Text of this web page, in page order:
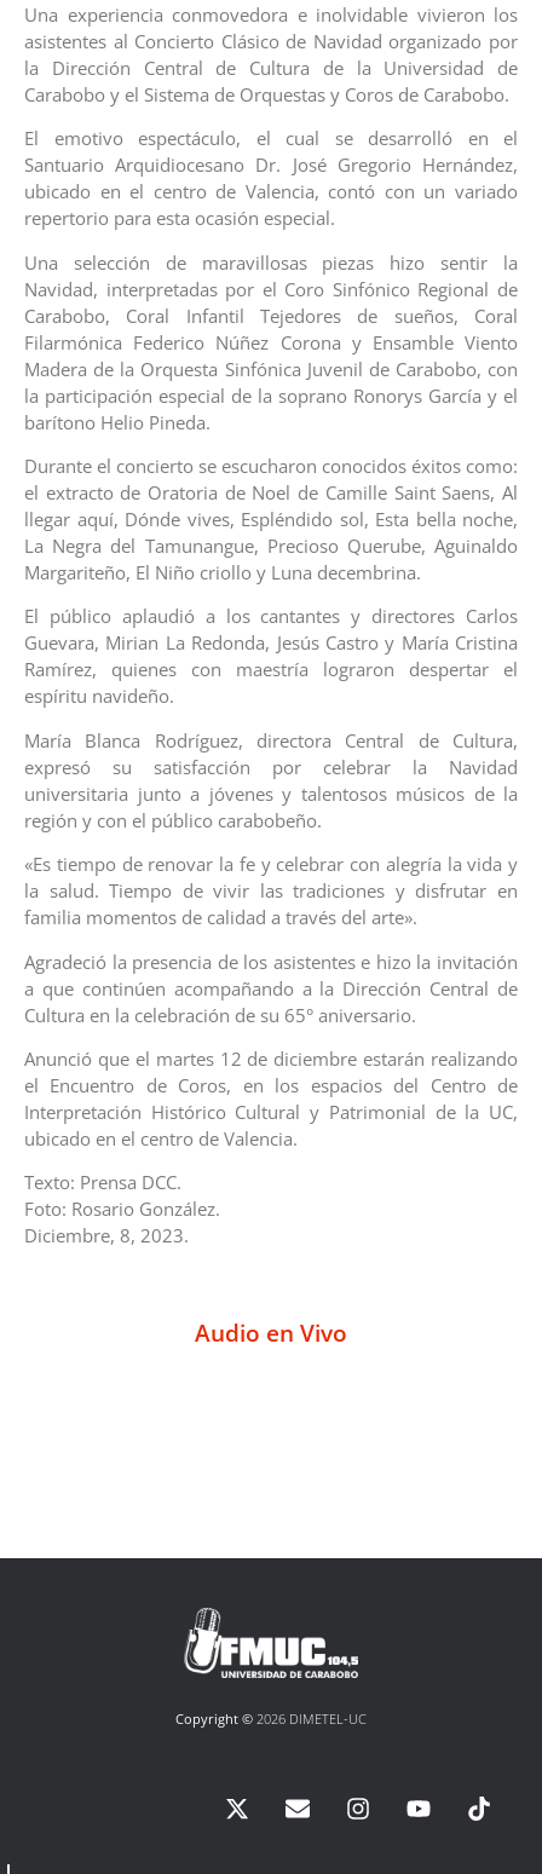
Una experiencia conmovedora e inolvidable vivieron los
asistentes al Concierto Clásico de Navidad organizado por
la Dirección Central de Cultura de la Universidad de
Carabobo y el Sistema de Orquestas y Coros de Carabobo.
El emotivo espectáculo, el cual se desarrolló en el
Santuario Arquidiocesano Dr. José Gregorio Hernández,
ubicado en el centro de Valencia, contó con un variado
repertorio para esta ocasión especial.
Una selección de maravillosas piezas hizo sentir la
Navidad, interpretadas por el Coro Sinfónico Regional de
Carabobo, Coral Infantil Tejedores de sueños, Coral
Filarmónica Federico Núñez Corona y Ensamble Viento
Madera de la Orquesta Sinfónica Juvenil de Carabobo, con
la participación especial de la soprano Ronorys García y el
barítono Helio Pineda.
Durante el concierto se escucharon conocidos éxitos como:
el extracto de Oratoria de Noel de Camille Saint Saens, Al
llegar aquí, Dónde vives, Espléndido sol, Esta bella noche,
La Negra del Tamunangue, Precioso Querube, Aguinaldo
Margariteño, El Niño criollo y Luna decembrina.
El público aplaudió a los cantantes y directores Carlos
Guevara, Mirian La Redonda, Jesús Castro y María Cristina
Ramírez, quienes con maestría lograron despertar el
espíritu navideño.
María Blanca Rodríguez, directora Central de Cultura,
expresó su satisfacción por celebrar la Navidad
universitaria junto a jóvenes y talentosos músicos de la
región y con el público carabobeño.
«Es tiempo de renovar la fe y celebrar con alegría la vida y
la salud. Tiempo de vivir las tradiciones y disfrutar en
familia momentos de calidad a través del arte».
Agradeció la presencia de los asistentes e hizo la invitación
a que continúen acompañando a la Dirección Central de
Cultura en la celebración de su 65° aniversario.
Anunció que el martes 12 de diciembre estarán realizando
el Encuentro de Coros, en los espacios del Centro de
Interpretación Histórico Cultural y Patrimonial de la UC,
ubicado en el centro de Valencia.
Texto: Prensa DCC.
Foto: Rosario González.
Diciembre, 8, 2023.
Audio en Vivo
Copyright © 2026 DIMETEL-UC